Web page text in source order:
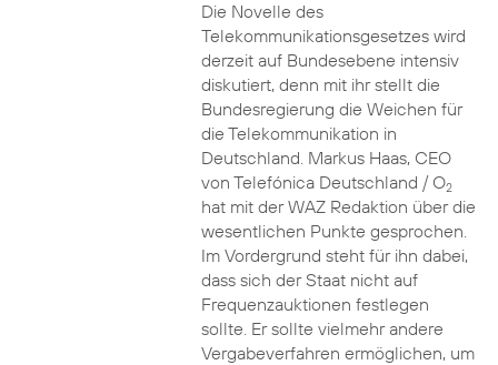
Die Novelle des
Telekommunikationsgesetzes wird
derzeit auf Bundesebene intensiv
diskutiert, denn mit ihr stellt die
Bundesregierung die Weichen für
die Telekommunikation in
Deutschland. Markus Haas, CEO
von Telefónica Deutschland / O2
hat mit der WAZ Redaktion über die
wesentlichen Punkte gesprochen.
Im Vordergrund steht für ihn dabei,
dass sich der Staat nicht auf
Frequenzauktionen festlegen
sollte. Er sollte vielmehr andere
Vergabeverfahren ermöglichen, um